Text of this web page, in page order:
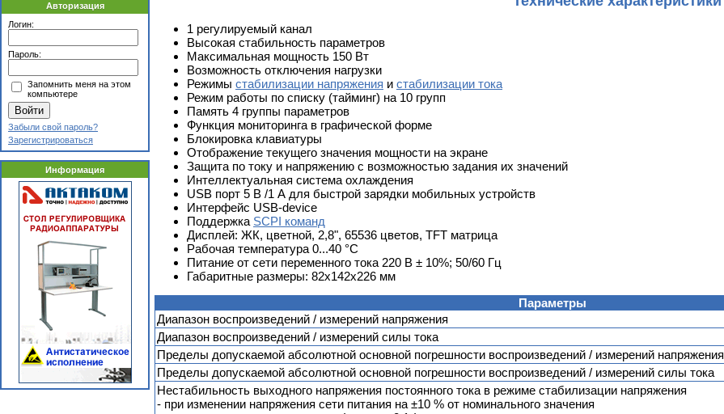
Авторизация
Логин:
Пароль:
Запомнить меня на этом
компьютере
Забыли свой пароль?
Зарегистрироваться
Информация
1 регулируемый канал
Высокая стабильность параметров
Максимальная мощность 150 Вт
Возможность отключения нагрузки
Режимы стабилизации напряжения и стабилизации тока
Режим работы по списку (тайминг) на 10 групп
Память 4 группы параметров
Функция мониторинга в графической форме
Блокировка клавиатуры
Отображение текущего значения мощности на экране
Защита по току и напряжению с возможностью задания их значений
Интеллектуальная система охлаждения
USB порт 5 В /1 А для быстрой зарядки мобильных устройств
Интерфейс USB-device
Поддержка SCPI команд
Дисплей: ЖК, цветной, 2,8", 65536 цветов, TFT матрица
Рабочая температура 0...40 °C
Питание от сети переменного тока 220 В ± 10%; 50/60 Гц
Габаритные размеры: 82x142x226 мм
Параметры
Диапазон воспроизведений / измерений напряжения
Диапазон воспроизведений / измерений силы тока
Пределы допускаемой абсолютной основной погрешности воспроизведений / измерений напряжения
Пределы допускаемой абсолютной основной погрешности воспроизведений / измерений силы тока
Нестабильность выходного напряжения постоянного тока в режиме стабилизации напряжения
- при изменении напряжения сети питания на ±10 % от номинального значения